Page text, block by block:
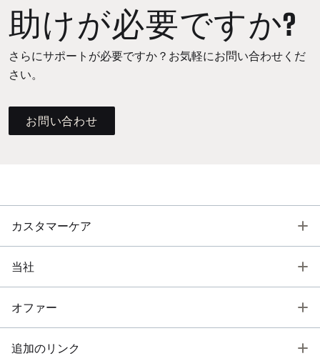
助けが必要ですか?
さらにサポートが必要ですか？お気軽にお問い合わせくだ
さい。
お問い合わせ
カスタマーケア
当社
オファー
追加のリンク